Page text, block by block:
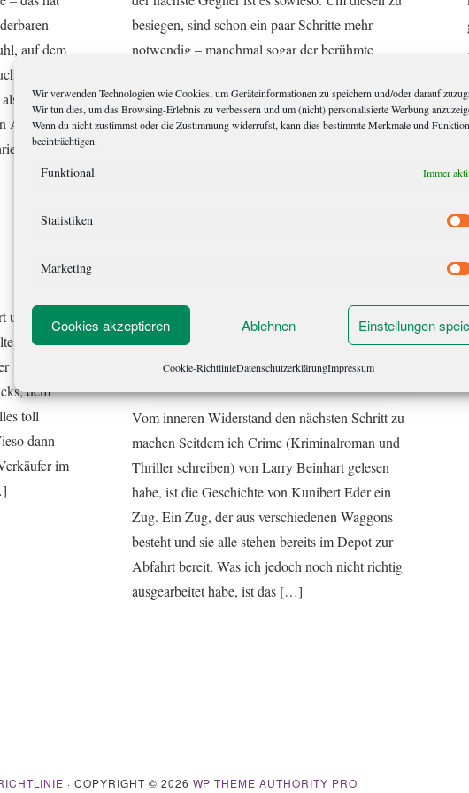
Wir verwenden Technologien wie Cookies, um Geräteinformationen zu speichern und/oder darauf
Wir tun dies, um das Browsing-Erlebnis zu verbessern und um (nicht) personalisierte Werbung
Wenn du nicht zustimmst oder die Zustimmung widerrufst, kann dies bestimmte Merkmale und
beeinträchtigen.
Funktional Immer
Statistiken
Marketing
Cookies akzeptieren Ablehnen Einstellungen
Cookie-RichtlinieDatenschutzerklärungImpressum
auf dem
öffne,
ich die
Anfang.
besiegen, sind schon ein paar Schritte mehr
notwendig – manchmal sogar der berühmte
Meilen-Stiefel trägt, wenngleich derjenige
weniger von der Landschaft sehen wird.
der
von
dem
toll
dann
im
Die unsichtbare Wand
Vom inneren Widerstand den nächsten Schritt zu
machen Seitdem ich Crime (Kriminalroman und
Thriller schreiben) von Larry Beinhart gelesen
habe, ist die Geschichte von Kunibert Eder ein
Zug. Ein Zug, der aus verschiedenen Waggons
besteht und sie alle stehen bereits im Depot zur
Abfahrt bereit. Was ich jedoch noch nicht richtig
ausgearbeitet habe, ist das […]
· COPYRIGHT © 2026 WP THEME AUTHORITY PRO